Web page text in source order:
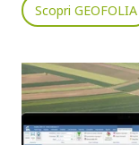
Scopri GEOFOLIA